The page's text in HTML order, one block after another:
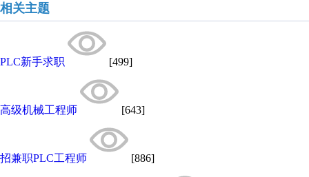
相关主题
PLC新手求职 [499]
高级机械工程师 [643]
招兼职PLC工程师 [886]